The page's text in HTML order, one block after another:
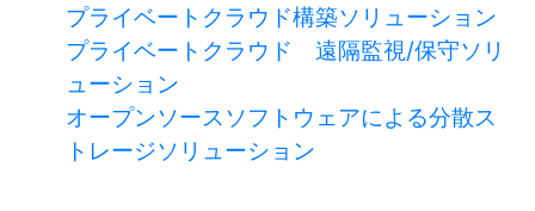
プライベートクラウド構築ソリューション
プライベートクラウド 遠隔監視/保守ソリ
ューション
オープンソースソフトウェアによる分散ス
トレージソリューション